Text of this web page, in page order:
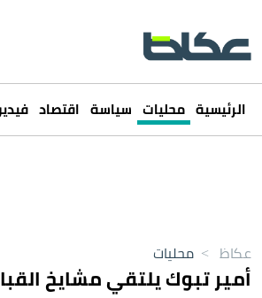
الرئيسية محليات سياسة اقتصاد
عكاظ > محليات
أمير تبوك يلتقي مشايخ